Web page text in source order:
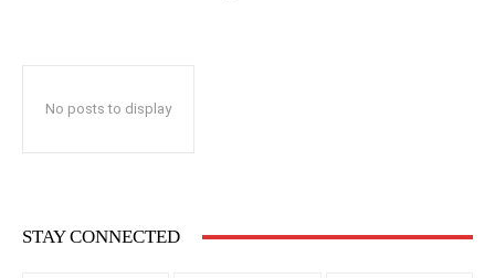
No posts to display
STAY CONNECTED